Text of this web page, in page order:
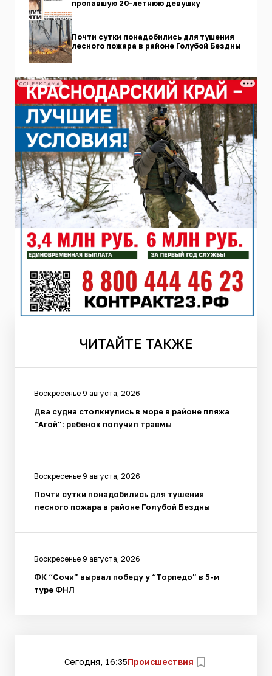
пропавшую 20-летнюю девушку
Почти сутки понадобились для тушения
лесного пожара в районе Голубой Бездны
СОЦРЕКЛАМА
ЧИТАЙТЕ ТАКЖЕ
Воскресенье 9 августа, 2026
Два судна столкнулись в море в районе пляжа
“Агой”: ребенок получил травмы
Воскресенье 9 августа, 2026
Почти сутки понадобились для тушения
лесного пожара в районе Голубой Бездны
Воскресенье 9 августа, 2026
ФК “Сочи” вырвал победу у “Торпедо” в 5-м
туре ФНЛ
Сегодня, 16:35Происшествия